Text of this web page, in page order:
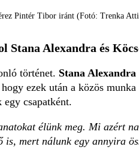
Pintér Tibor iránt (Fotó: Trenka
Stana Alexandra és
történet. Stana Alexandra
ezek után a közös
csapatként.
élünk meg. Mi azért
is, mert nálunk egy annyira